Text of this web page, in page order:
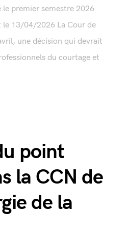
premier semestre 2026
13/04/2026 La Cour de
une décision qui devrait
du courtage et
point
la CCN de
de la